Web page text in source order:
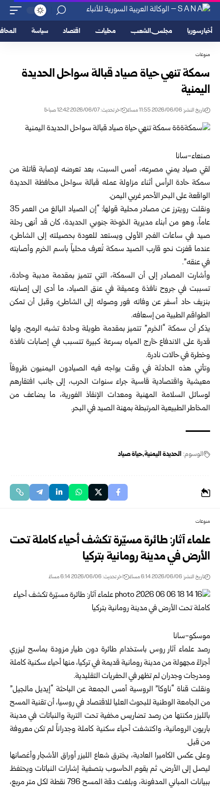
أخبار سوريا مجلس الشعب محليات اقتصاد سياسة
منوعات
سمكة تنهي حياة صياد قبالة سواحل الحديدة
اليمنية
تاريخ النشر: 2026/06/06 11:55 مساءً اخر تحديث: 2026/06/07 12:42 صباحًا
صنعاء-سانا‏
لقي صياد يمني مصرعه، أمس السبت، بعد تعرضه لإصابة قاتلة من
سمكة حادة ‏الرأس أثناء مزاولة عمله قبالة سواحل محافظة الحديدة
الواقعة على البحر الأحمر ‏غربي اليمن.‏
ونقلت رويترز عن مصادر محلية قولها: “إن الصياد البالغ من العمر 35
عاماً، ‏وهو من أبناء مديرية الخوخة جنوبي الحديدة، كان قد أنهى رحلة
صيد في ساعات ‏الفجر الأولى ويستعد للعودة بحصيلته إلى الشاطئ،
عندما قفزت نحو قارب الصيد ‏سمكة تُعرف محلياً باسم الخرم وأصابته
في عنقه”.‏
وأشارت المصادر إلى أن السمكة، التي تتميز بمقدمة مدببة وحادة،
تسببت في ‏جروح نافذة وعميقة في عنق الصياد، ما أدى إلى إصابته
بنزيف حاد أسفر عن ‏وفاته فور وصوله إلى الشاطئ، وقبل أن تمكن
الطواقم الطبية من إسعافه.‏
يذكر أن سمكة “الخرم” تتميز بمقدمة طويلة وحادة تشبه الرمح، ولها
قدرة على ‏الاندفاع خارج المياه بسرعة كبيرة تتسبب في إصابات نافذة
وخطرة في حالات ‏نادرة.‏
وتأتي هذه الحادثة في وقت يواجه فيه الصيادون اليمنيون ظروفاً
معيشية ‏واقتصادية قاسية جراء سنوات الحرب، إلى جانب افتقارهم
لوسائل السلامة المهنية ‏ومعدات الإنقاذ الفورية، ما يضاعف من
المخاطر الطبيعية المرتبطة بمهنة الصيد ‏في البحر.‏
الوسوم: الحديدة اليمنية حياة صياد
منوعات
علماء آثار: طائرة مسيّرة تكشف أحياء كاملة تحت
الأرض في مدينة رومانية بتركيا
تاريخ النشر: 2026/06/06 6:14 مساءً اخر تحديث: 2026/06/06 6:14 مساءً
موسكو-سانا
رصد علماء آثار روس باستخدام طائرة دون طيار مزودة بماسح ليزري
أجزاءً مجهولة من مدينة رومانية قديمة في تركيا، منها أحياء سكنية كاملة
ومدرجات وجدران لم تظهر في الحفريات التقليدية.
ونقلت قناة “ناوكا” الروسية أمس الجمعة عن الباحثة “إيديل مالجيل”
من الجامعة الوطنية للبحوث العليا للاقتصاد في روسيا، أن تقنية المسح
بالليزر مكنتها من رصد تضاريس مخفية تحت التربة والنباتات في مدينة
باريون الرومانية، واكتشفت أحياء سكنية كاملة وجدراناً لم تكن معروفة
من قبل.
وعلى عكس الكاميرا العادية، يخترق شعاع الليزر أوراق الأشجار وأغصانها
ليصل إلى الأرض، ثم يقوم الحاسوب بتصفية إشارات النباتات ويحتفظ
ببيانات المباني المدفونة، وبلغت دقة المسح 796 نقطة لكل متر مربع،